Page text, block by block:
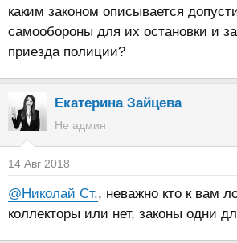
каким законом описывается
самообороны для их остановки и
приезда полиции?
Екатерина Зайцева
Не админ
14 Авг 2018
@Николай Ст., неважно кто к вам
коллекторы или нет, законы одни